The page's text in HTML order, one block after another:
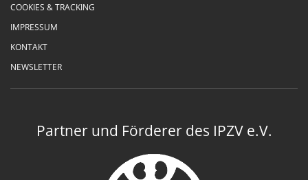
COOKIES & TRACKING
IMPRESSUM
KONTAKT
NEWSLETTER
Partner und Förderer des IPZV e.V.